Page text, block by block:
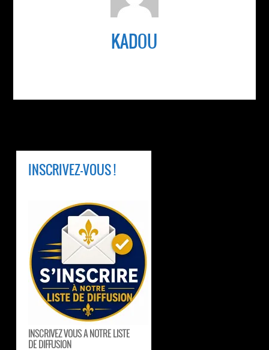
KADOU
INSCRIVEZ-VOUS !
INSCRIVEZ VOUS A NOTRE LISTE
DE DIFFUSION